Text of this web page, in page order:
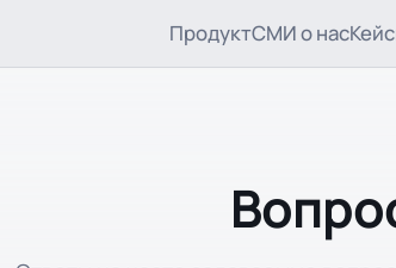
ПродуктСМИ о нас